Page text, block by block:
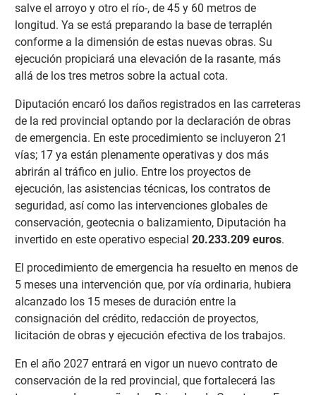
salve el arroyo y otro el río-, de 45 y 60 metros de
longitud. Ya se está preparando la base de terraplén
conforme a la dimensión de estas nuevas obras. Su
ejecución propiciará una elevación de la rasante, más
allá de los tres metros sobre la actual cota.
Diputación encaró los daños registrados en las carreteras
de la red provincial optando por la declaración de obras
de emergencia. En este procedimiento se incluyeron 21
vías; 17 ya están plenamente operativas y dos más
abrirán al tráfico en julio. Entre los proyectos de
ejecución, las asistencias técnicas, los contratos de
seguridad, así como las intervenciones globales de
conservación, geotecnia o balizamiento, Diputación ha
invertido en este operativo especial 20.233.209 euros.
El procedimiento de emergencia ha resuelto en menos de
5 meses una intervención que, por vía ordinaria, hubiera
alcanzado los 15 meses de duración entre la
consignación del crédito, redacción de proyectos,
licitación de obras y ejecución efectiva de los trabajos.
En el año 2027 entrará en vigor un nuevo contrato de
conservación de la red provincial, que fortalecerá las